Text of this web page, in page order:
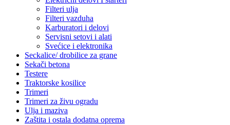
Filteri ulja
Filteri vazduha
Karburatori i delovi
Servisni setovi i alati
Svećice i elektronika
Seckalice/ drobilice za grane
Sekači betona
Testere
Traktorske kosilice
Trimeri
Trimeri za živu ogradu
Ulja i maziva
Zaštita i ostala dodatna oprema